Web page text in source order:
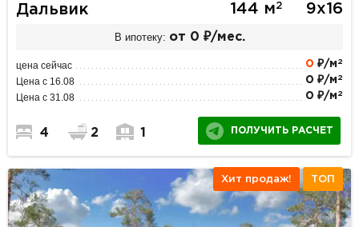
Дальвик 144 м2 9х16
В ипотеку: от 0 ₽/мес.
цена сейчас 0 ₽/м 2
Цена с 16.08 0 ₽/м 2
Цена с 31.08 0 ₽/м 2
4 2 1 ПОЛУЧИТЬ РАСЧЕТ
Хит продаж! ТОП